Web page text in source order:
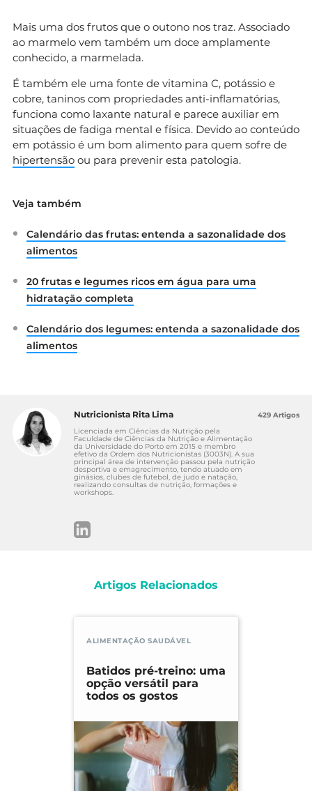
Mais uma dos frutos que o outono nos traz. Associado
ao marmelo vem também um doce amplamente
conhecido, a marmelada.
É também ele uma fonte de vitamina C, potássio e
cobre, taninos com propriedades anti-inflamatórias,
funciona como laxante natural e parece auxiliar em
situações de fadiga mental e física. Devido ao conteúdo
em potássio é um bom alimento para quem sofre de
hipertensão ou para prevenir esta patologia.
Veja também
Calendário das frutas: entenda a sazonalidade dos
alimentos
20 frutas e legumes ricos em água para uma
hidratação completa
Calendário dos legumes: entenda a sazonalidade dos
alimentos
Nutricionista Rita Lima
Licenciada em Ciências da Nutrição pela
Faculdade de Ciências da Nutrição e Alimentação
da Universidade do Porto em 2015 e membro
efetivo da Ordem dos Nutricionistas (3003N). A sua
principal área de intervenção passou pela nutrição
desportiva e emagrecimento, tendo atuado em
ginásios, clubes de futebol, de judo e natação,
realizando consultas de nutrição, formações e
workshops.
429 Artigos
Artigos Relacionados
ALIMENTAÇÃO SAUDÁVEL
Batidos pré-treino: uma
opção versátil para
todos os gostos